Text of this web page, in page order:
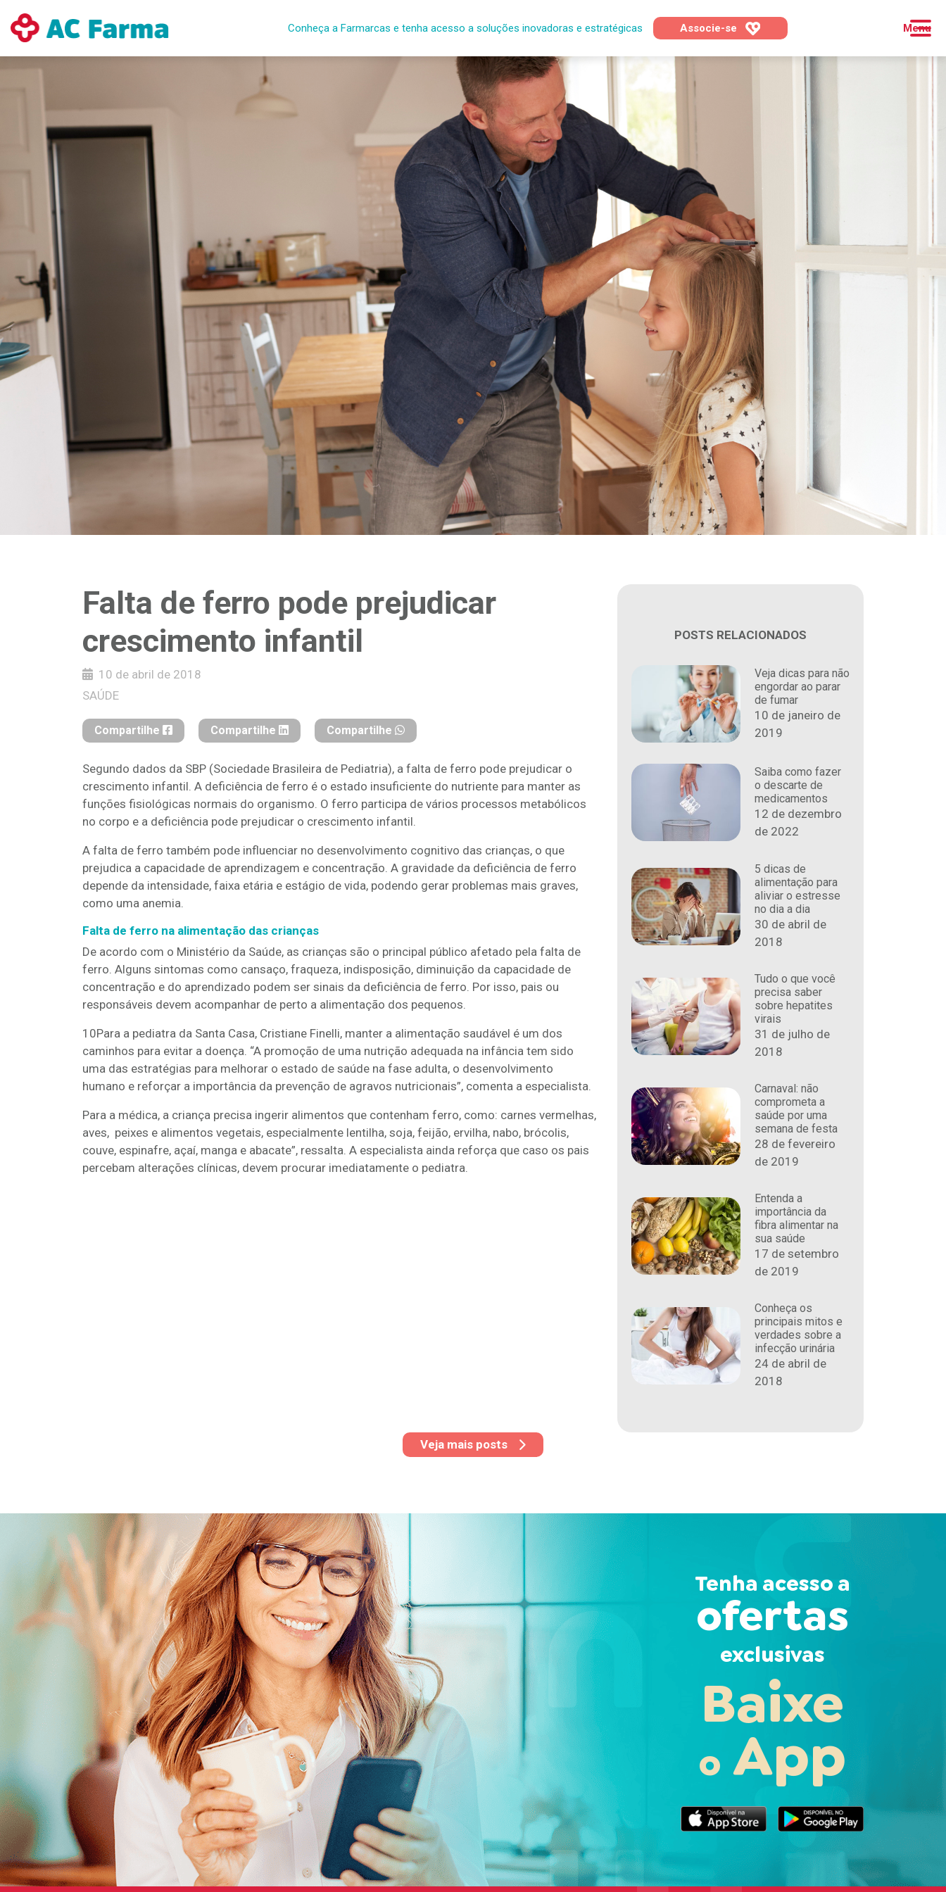
Conheça a Farmarcas e tenha acesso a soluções inovadoras e estratégicas Associe-se
Falta de ferro pode prejudicar
crescimento infantil
10 de abril de 2018
SAÚDE
Compartilhe Compartilhe Compartilhe
Segundo dados da SBP (Sociedade Brasileira de Pediatria), a falta de ferro pode prejudicar o
crescimento infantil. A deficiência de ferro é o estado insuficiente do nutriente para manter as
funções fisiológicas normais do organismo. O ferro participa de vários processos metabólicos
no corpo e a deficiência pode prejudicar o crescimento infantil.
A falta de ferro também pode influenciar no desenvolvimento cognitivo das crianças, o que
prejudica a capacidade de aprendizagem e concentração. A gravidade da deficiência de ferro
depende da intensidade, faixa etária e estágio de vida, podendo gerar problemas mais graves,
como uma anemia.
Falta de ferro na alimentação das crianças
De acordo com o Ministério da Saúde, as crianças são o principal público afetado pela falta de
ferro. Alguns sintomas como cansaço, fraqueza, indisposição, diminuição da capacidade de
concentração e do aprendizado podem ser sinais da deficiência de ferro. Por isso, pais ou
responsáveis devem acompanhar de perto a alimentação dos pequenos.
10Para a pediatra da Santa Casa, Cristiane Finelli, manter a alimentação saudável é um dos
caminhos para evitar a doença. “A promoção de uma nutrição adequada na infância tem sido
uma das estratégias para melhorar o estado de saúde na fase adulta, o desenvolvimento
humano e reforçar a importância da prevenção de agravos nutricionais”, comenta a especialista.
Para a médica, a criança precisa ingerir alimentos que contenham ferro, como: carnes vermelhas,
aves, peixes e alimentos vegetais, especialmente lentilha, soja, feijão, ervilha, nabo, brócolis,
couve, espinafre, açaí, manga e abacate”, ressalta. A especialista ainda reforça que caso os pais
percebam alterações clínicas, devem procurar imediatamente o pediatra.
POSTS RELACIONADOS
Veja dicas para não
engordar ao parar
de fumar
10 de janeiro de
2019
Saiba como fazer
o descarte de
medicamentos
12 de dezembro
de 2022
5 dicas de
alimentação para
aliviar o estresse
no dia a dia
30 de abril de
2018
Tudo o que você
precisa saber
sobre hepatites
virais
31 de julho de
2018
Carnaval: não
comprometa a
saúde por uma
semana de festa
28 de fevereiro
de 2019
Entenda a
importância da
fibra alimentar na
sua saúde
17 de setembro
de 2019
Conheça os
principais mitos e
verdades sobre a
infecção urinária
24 de abril de
2018
Veja mais posts
Tenha acesso a
ofertas
exclusivas
Baixe
o App